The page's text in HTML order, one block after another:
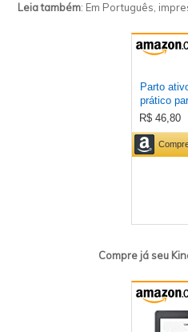
Leia também: Em Português,
Compre já seu